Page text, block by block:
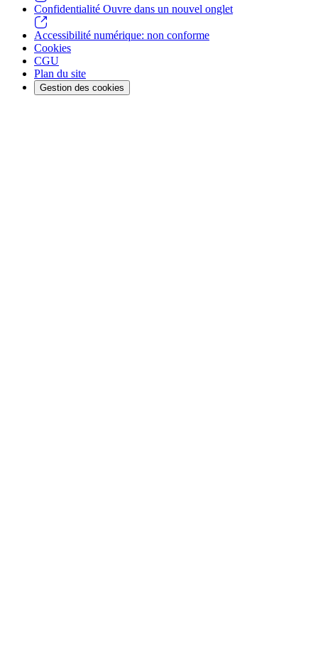
Confidentialité Ouvre dans un nouvel onglet
Accessibilité numérique: non conforme
Cookies
CGU
Plan du site
Gestion des cookies